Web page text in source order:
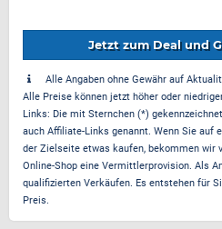
Jetzt zum Deal und
Alle Angaben ohne Gewähr auf
Alle Preise können jetzt höher oder
Links: Die mit Sternchen (*)
auch Affiliate-Links genannt. Wenn Sie auf
der Zielseite etwas kaufen, bekommen wir
Online-Shop eine Vermittlerprovision. Als
qualifizierten Verkäufen. Es entstehen für
Preis.